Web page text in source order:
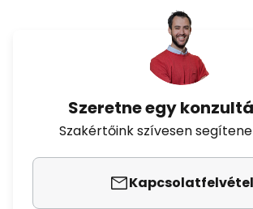
Szeretne egy
Szakértőink szívesen
Kapcsolatfelvétel